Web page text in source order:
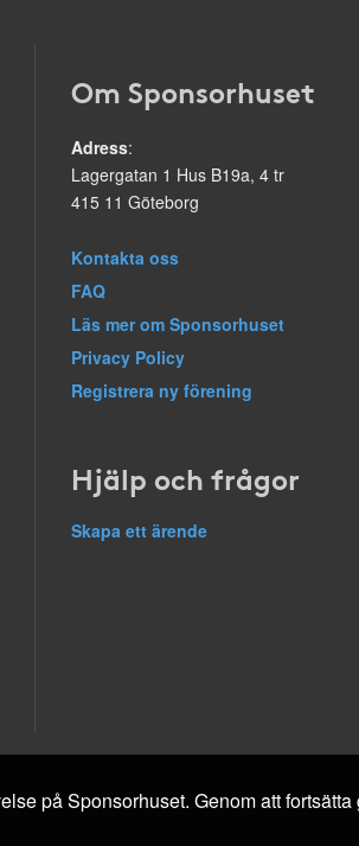
Om Sponsorhuset
Adress:
Lagergatan 1 Hus B19a, 4 tr
415 11 Göteborg
Kontakta oss
FAQ
Läs mer om Sponsorhuset
Privacy Policy
Registrera ny förening
Hjälp och frågor
Skapa ett ärende
på Sponsorhuset. Genom att